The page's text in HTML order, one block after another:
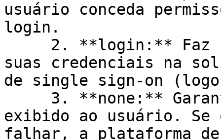
usuário conceda
login.
suas credenciais na
de single sign-on
exibido ao usuário.
falhar, a plataforma